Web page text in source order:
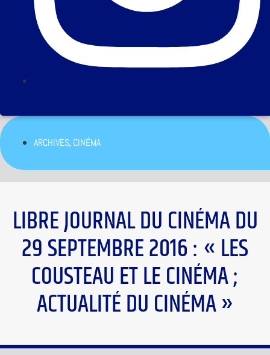
ARCHIVES,CINÉMA
LIBRE JOURNAL DU CINÉMA DU
29 SEPTEMBRE 2016 : « LES
COUSTEAU ET LE CINÉMA ;
ACTUALITÉ DU CINÉMA »